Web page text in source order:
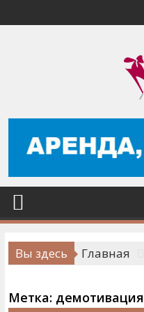
к
Вы здесь Главная
Метка: демотивация